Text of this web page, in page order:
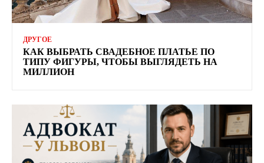
ДРУГОЕ
КАК ВЫБРАТЬ СВАДЕБНОЕ ПЛАТЬЕ ПО
ТИПУ ФИГУРЫ, ЧТОБЫ ВЫГЛЯДЕТЬ НА
МИЛЛИОН